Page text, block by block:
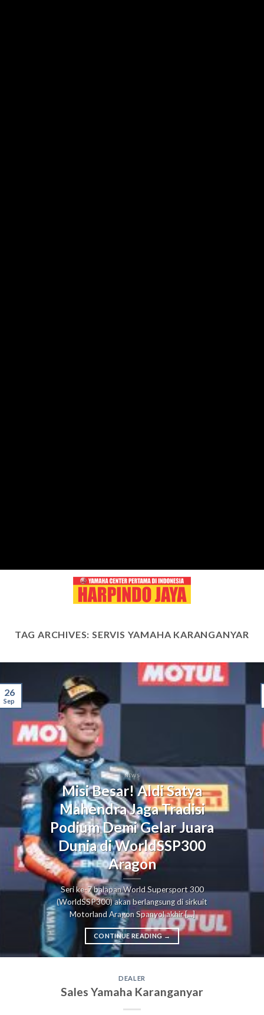
TAG ARCHIVES:SERVIS YAMAHA KARANGANYAR
NEWS
Misi Besar! Aldi Satya
Mahendra Jaga Tradisi
Podium Demi Gelar Juara
Dunia di WorldSSP300
Aragon
Seri ke-7 balapan World Supersport 300
(WorldSSP300) akan berlangsung di sirkuit
Motorland Aragon Spanyol akhir [...]
CONTINUE READING→
26
Sep
DEALER
Sales Yamaha Karanganyar